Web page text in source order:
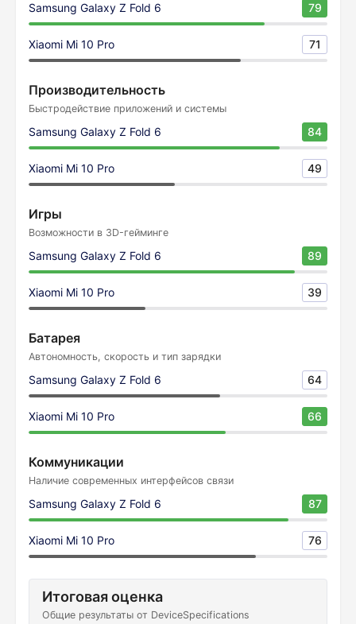
Samsung Galaxy Z Fold 6 79
Xiaomi Mi 10 Pro 71
Производительность
Быстродействие приложений и системы
Samsung Galaxy Z Fold 6 84
Xiaomi Mi 10 Pro 49
Игры
Возможности в 3D-гейминге
Samsung Galaxy Z Fold 6 89
Xiaomi Mi 10 Pro 39
Батарея
Автономность, скорость и тип зарядки
Samsung Galaxy Z Fold 6 64
Xiaomi Mi 10 Pro 66
Коммуникации
Наличие современных интерфейсов связи
Samsung Galaxy Z Fold 6 87
Xiaomi Mi 10 Pro 76
Итоговая оценка
Общие результаты от DeviceSpecifications